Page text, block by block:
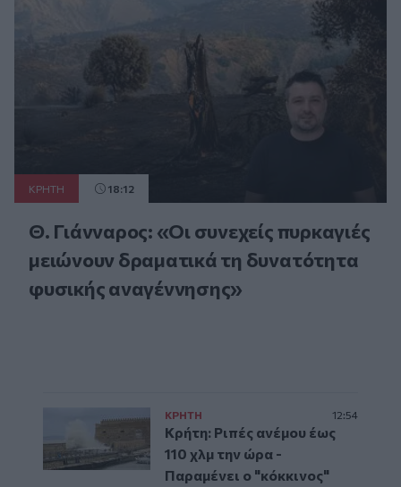
ΚΡΗΤΗ 18:12
Θ. Γιάνναρος: «Οι συνεχείς πυρκαγιές
μειώνουν δραματικά τη δυνατότητα
φυσικής αναγέννησης»
ΚΡΗΤΗ 12:54
Κρήτη: Ριπές ανέμου έως
110 χλμ την ώρα -
Παραμένει ο "κόκκινος"